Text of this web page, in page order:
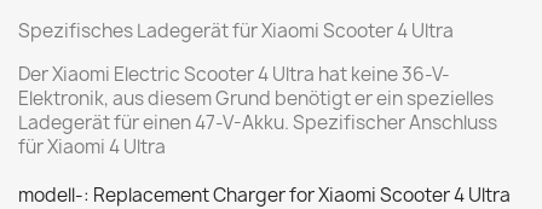
Spezifisches Ladegerät für Xiaomi Scooter 4 Ultra
Der Xiaomi Electric Scooter 4 Ultra hat keine 36-V-
Elektronik, aus diesem Grund benötigt er ein spezielles
Ladegerät für einen 47-V-Akku. Spezifischer Anschluss
für Xiaomi 4 Ultra
modell-: Replacement Charger for Xiaomi Scooter 4 Ultra